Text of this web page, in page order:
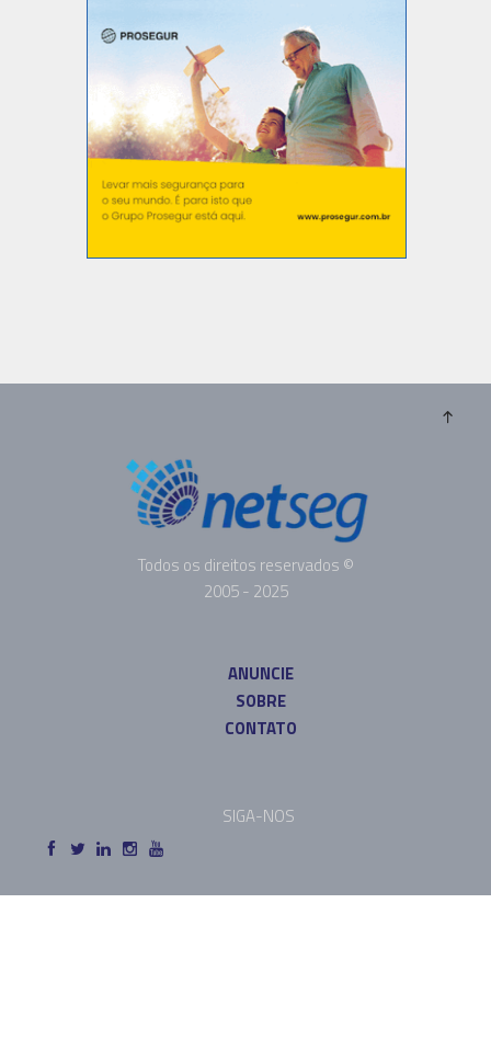
Todos os direitos reservados ©
2005 - 2025
ANUNCIE
SOBRE
CONTATO
SIGA-NOS